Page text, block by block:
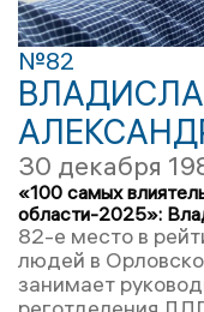
№82
30 декабря
«100 самых
области-2025»:
82-е место в
людей в
занимает